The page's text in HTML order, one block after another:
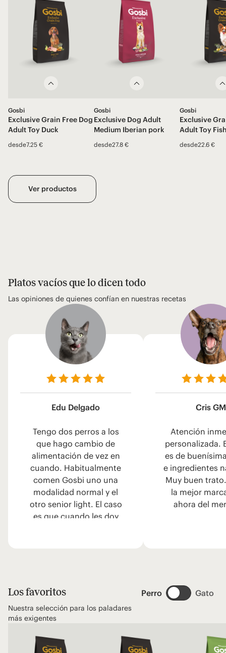
Gosbi
Exclusive Grain Free Dog
Adult Toy Duck
desde7.25 €
Gosbi
Exclusive Dog Adult
Medium Iberian pork
desde27.8 €
Gosbi
Exclusive
Adult Toy
desde22.6 €
Ver productos
Platos vacíos que lo dicen todo
Las opiniones de quienes confían en nuestras recetas
Edu Delgado
Tengo dos perros a los
que hago cambio de
alimentación de vez en
cuando. Habitualmente
comen Gosbi uno una
modalidad normal y el
otro senior light. El caso
es que cuando les doy
Cris GM
Atención
personalizada.
es de
e ingredientes
Muy buen
la mejor
ahora del
Los favoritos
Nuestra selección para los paladares
más exigentes
Perro Gato